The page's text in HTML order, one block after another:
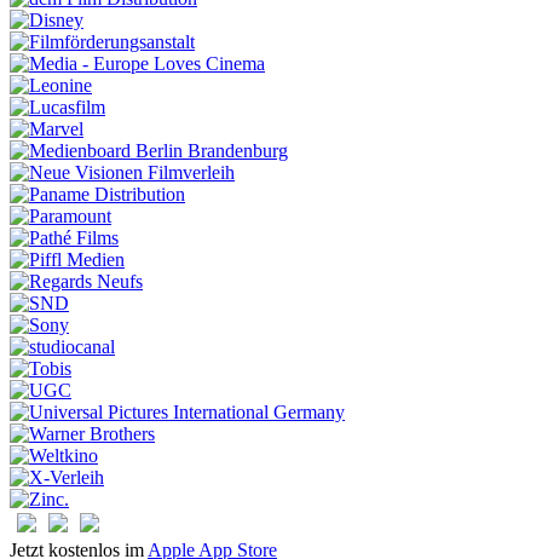
Jetzt kostenlos im Apple App Store